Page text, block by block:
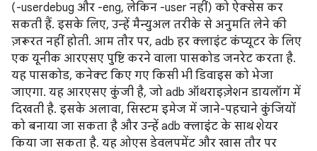
(-userdebug और -eng, लेकिन -user नहीं) को ऐक्सेस कर
सकती हैं. इसके लिए, उन्हें मैन्युअल तरीके से अनुमति लेने की
ज़रूरत नहीं होती. आम तौर पर, adb हर क्लाइंट कंप्यूटर के लिए
एक यूनीक आरएसए पुष्टि करने वाला पासकोड जनरेट करता है.
यह पासकोड, कनेक्ट किए गए किसी भी डिवाइस को भेजा
जाएगा. यह आरएसए कुंजी है, जो adb ऑथराइज़ेशन डायलॉग में
दिखती है. इसके अलावा, सिस्टम इमेज में जाने-पहचाने कुंजियों
को बनाया जा सकता है और उन्हें adb क्लाइंट के साथ शेयर
किया जा सकता है. यह ओएस डेवलपमेंट और खास तौर पर